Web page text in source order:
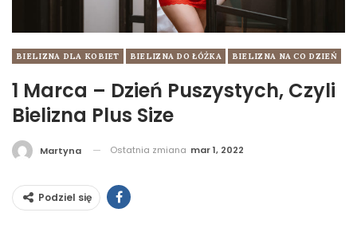
BIELIZNA DLA KOBIET BIELIZNA DO ŁÓŻKA BIELIZNA NA CO DZIEŃ
1 Marca – Dzień Puszystych, Czyli
Bielizna Plus Size
Martyna Ostatnia zmiana mar 1, 2022
Podziel się